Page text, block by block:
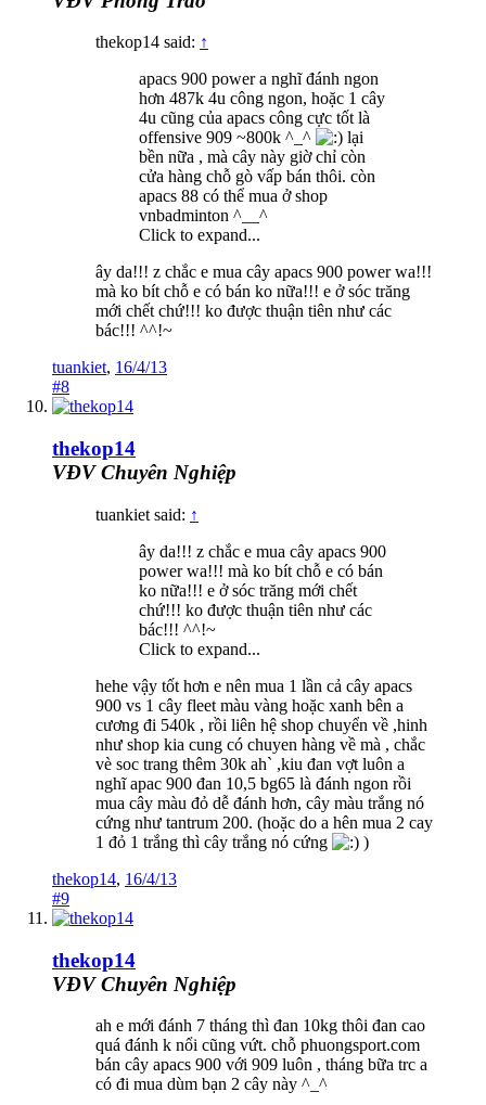
thekop14 said: ↑
apacs 900 power a nghĩ đánh ngon
hơn 487k 4u công ngon, hoặc 1 cây
4u cũng của apacs công cực tốt là
offensive 909 ~800k ^_^
lại
bền nữa , mà cây này giờ chỉ còn
cửa hàng chỗ gò vấp bán thôi. còn
apacs 88 có thể mua ở shop
vnbadminton ^__^
Click to expand...
ây da!!! z chắc e mua cây apacs 900 power wa!!!
mà ko bít chỗ e có bán ko nữa!!! e ở sóc trăng
mới chết chứ!!! ko được thuận tiên như các
bác!!! ^^!~
tuankiet, 16/4/13
#8
thekop14
VĐV Chuyên Nghiệp
tuankiet said: ↑
ây da!!! z chắc e mua cây apacs 900
power wa!!! mà ko bít chỗ e có bán
ko nữa!!! e ở sóc trăng mới chết
chứ!!! ko được thuận tiên như các
bác!!! ^^!~
Click to expand...
hehe vậy tốt hơn e nên mua 1 lần cả cây apacs
900 vs 1 cây fleet màu vàng hoặc xanh bên a
cương đi 540k , rồi liên hệ shop chuyển về ,hinh
như shop kia cung có chuyen hàng về mà , chắc
vè soc trang thêm 30k ah` ,kiu đan vợt luôn a
nghĩ apac 900 đan 10,5 bg65 là đánh ngon rồi
mua cây màu đỏ dễ đánh hơn, cây màu trắng nó
cứng như tantrum 200. (hoặc do a hên mua 2 cay
1 đỏ 1 trắng thì cây trắng nó cứng
)
thekop14, 16/4/13
#9
thekop14
VĐV Chuyên Nghiệp
ah e mới đánh 7 tháng thì đan 10kg thôi đan cao
quá đánh k nổi cũng vứt. chỗ phuongsport.com
bán cây apacs 900 với 909 luôn , tháng bữa trc a
có đi mua dùm bạn 2 cây này ^_^